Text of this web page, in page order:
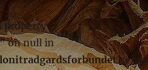
property
on null in